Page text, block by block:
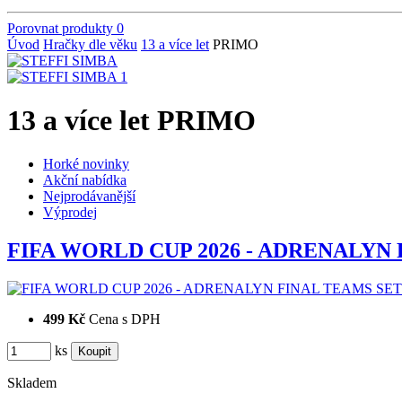
Porovnat produkty 0
Úvod Hračky dle věku 13 a více let PRIMO
13 a více let PRIMO
Horké novinky
Akční nabídka
Nejprodávanější
Výprodej
FIFA WORLD CUP 2026 -
499 Kč Cena s DPH
ks
Skladem